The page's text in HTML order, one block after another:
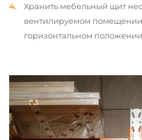
Хранить мебельный щит
вентилируемом
горизонтальном